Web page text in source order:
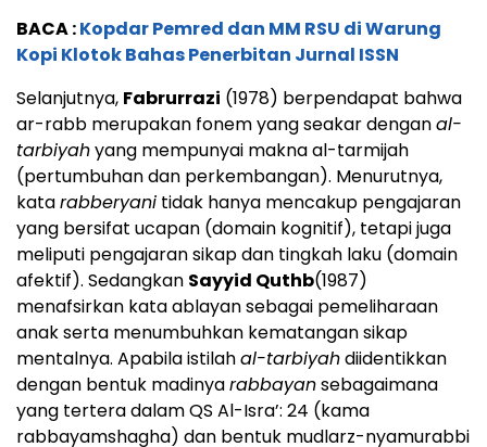
BACA :Kopdar Pemred dan MM RSU di Warung
Kopi Klotok Bahas Penerbitan Jurnal ISSN
Selanjutnya, Fabrurrazi (1978) berpendapat bahwa
ar-rabb merupakan fonem yang seakar denganal-
tarbiyahyang mempunyai makna al-tarmijah
(pertumbuhan dan perkembangan). Menurutnya,
katarabberyani tidak hanya mencakup pengajaran
yang bersifat ucapan (domain kognitif), tetapi juga
meliputi pengajaran sikap dan tingkah laku (domain
afektif). Sedangkan Sayyid Quthb(1987)
menafsirkan kata ablayan sebagai pemeliharaan
anak serta menumbuhkan kematangan sikap
mentalnya. Apabila istilahal-tarbiyahdiidentikkan
dengan bentuk madinyarabbayansebagaimana
yang tertera dalam QS Al-Isra’: 24 (kama
rabbayamshagha) dan bentuk mudlarz-nyamurabbi